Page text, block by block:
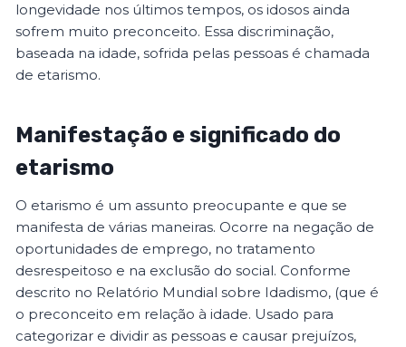
longevidade nos últimos tempos, os idosos ainda
sofrem muito preconceito. Essa discriminação,
baseada na idade, sofrida pelas pessoas é chamada
de etarismo.
Manifestação e significado do
etarismo
O etarismo é um assunto preocupante e que se
manifesta de várias maneiras. Ocorre na negação de
oportunidades de emprego, no tratamento
desrespeitoso e na exclusão do social. Conforme
descrito no Relatório Mundial sobre Idadismo, (que é
o preconceito em relação à idade. Usado para
categorizar e dividir as pessoas e causar prejuízos,